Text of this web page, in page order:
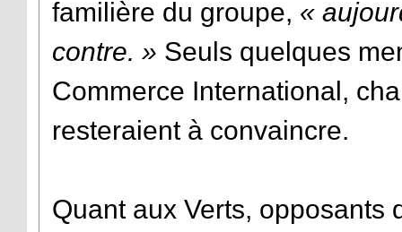
familière du groupe, «
contre. » Seuls quelques
Commerce International,
resteraient à convaincre.
Quant aux Verts, opposants